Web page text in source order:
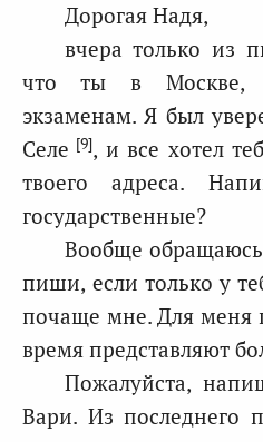
Дорогая Надя,
вчера только из
что ты в Москве,
экзаменам. Я был
Селе [9], и все хотел
твоего адреса.
государственные?
Вообще
пиши, если только у
почаще мне. Для меня
время представляют
Пожалуйста,
Вари. Из последнего